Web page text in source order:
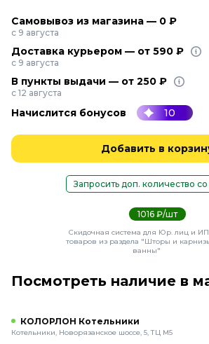
Самовывоз из магазина — 0 ₽
с 9 августа
Доставка курьером — от 590 ₽
с 9 августа
В пункты выдачи — от 250 ₽
с 12 августа
Начислится бонусов 10
Добавить в
Запросить доп. количество со
1016 ₽/шт
Скидочная система для Юр. лиц и
товаров из раздела "Шторы и
ванны"
Посмотреть наличие в
КОЛОРЛОН Котельники
Котельники, Новорязанское шоссе, 5, ТЦ М5